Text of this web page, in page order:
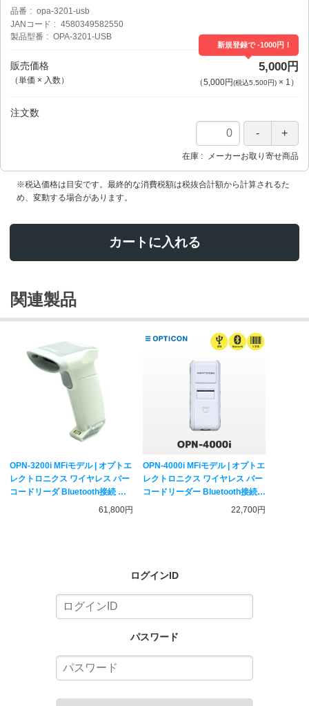
品番
opa-3201-usb
JANコード
4580349582550
製品型番
OPA-3201-USB
販売価格
（単価 × 入数）
新規登録で -1000円！
5,000円
（5,000円(税込5,500円)× 1 ）
注文数
在庫 メーカーお取り寄せ商品
※税込価格は目安です。最終的な消費税額は税抜合計額から計算されるた
め、変動する場合があります。
カートに入れる
関連製品
OPN-3200i MFiモデル | オプトエ
レクトロニクス ワイヤレス バー
コードリーダ Bluetooth接続 専
用充電器付き | 一次元二次元コー
61,800円
OPN-4000i MFiモデル | オプトエ
レクトロニクス ワイヤレス バー
コードリーダー Bluetooth接続 |
一次元コード対応 データコレク
22,700円
ログインID
パスワード